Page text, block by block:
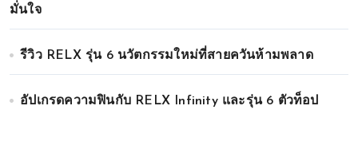
มั่นใจ
รีวิว RELX รุ่น 6 นวัตกรรมใหม่ที่สายควันห้ามพลาด
อัปเกรดความฟินกับ RELX Infinity และรุ่น 6 ตัวท็อป